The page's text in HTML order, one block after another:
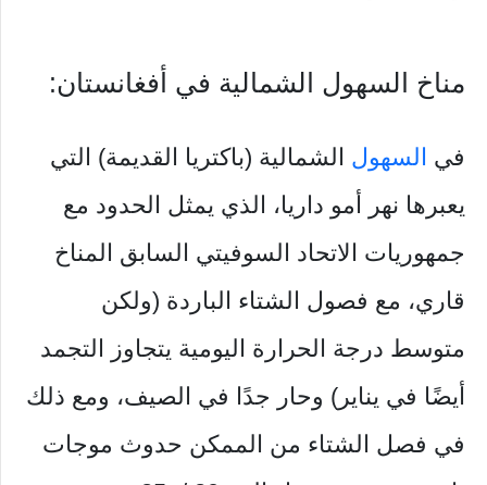
مناخ السهول الشمالية في أفغانستان:
في السهول الشمالية (باكتريا القديمة) التي
يعبرها نهر أمو داريا، الذي يمثل الحدود مع
جمهوريات الاتحاد السوفيتي السابق المناخ
قاري، مع فصول الشتاء الباردة (ولكن
متوسط ​​درجة الحرارة اليومية يتجاوز التجمد
أيضًا في يناير) وحار جدًا في الصيف، ومع ذلك
في فصل الشتاء من الممكن حدوث موجات